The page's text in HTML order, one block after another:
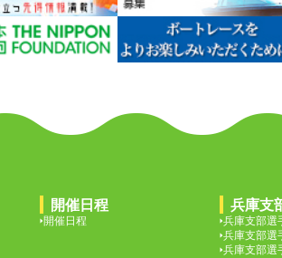
開催日程
開催日程
兵庫支
兵庫支部選
兵庫支部選
兵庫支部選